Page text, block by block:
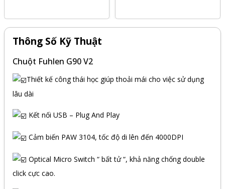
Thông Số Kỹ Thuật
Chuột Fuhlen G90 V2
Thiết kế công thái học giúp thoải mái cho việc sử dụng
lâu dài
Kết nối USB – Plug And Play
Cảm biến PAW 3104, tốc độ di lên đến 4000DPI
Optical Micro Switch “ bất tử “, khả năng chống double
click cực cao.